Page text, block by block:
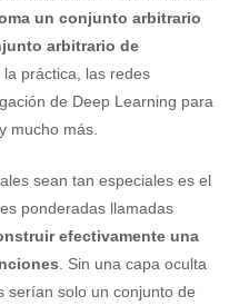
un conjunto arbitrario
arbitrario de
la práctica, las redes
de Deep Learning para
mucho más.
sean tan especiales es el
ponderadas llamadas
efectivamente una
. Sin una capa oculta
serían solo un conjunto de